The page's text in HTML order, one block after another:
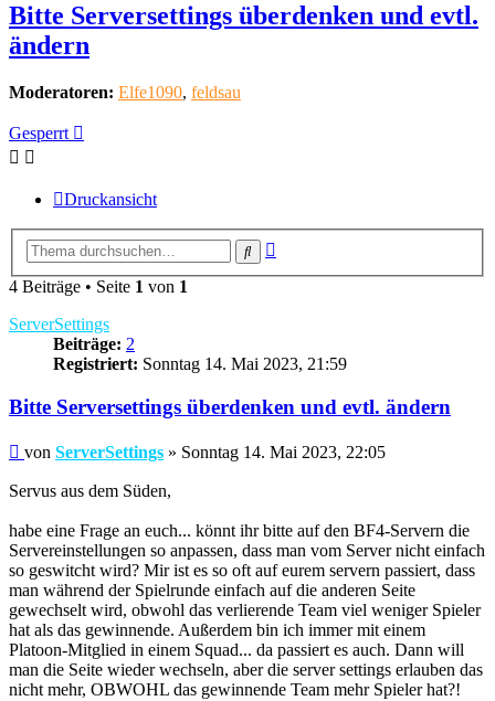
Bitte Serversettings überdenken und evtl.
ändern
Moderatoren: Elfe1090, feldsau
Gesperrt
Druckansicht
Suche
4 Beiträge • Seite 1 von 1
ServerSettings
Beiträge: 2
Registriert: Sonntag 14. Mai 2023, 21:59
Bitte Serversettings überdenken und evtl. ändern
Beitrag
von ServerSettings » Sonntag 14. Mai 2023, 22:05
Servus aus dem Süden,
habe eine Frage an euch... könnt ihr bitte auf den BF4-Servern die
Servereinstellungen so anpassen, dass man vom Server nicht einfach
so geswitcht wird? Mir ist es so oft auf eurem servern passiert, dass
man während der Spielrunde einfach auf die anderen Seite
gewechselt wird, obwohl das verlierende Team viel weniger Spieler
hat als das gewinnende. Außerdem bin ich immer mit einem
Platoon-Mitglied in einem Squad... da passiert es auch. Dann will
man die Seite wieder wechseln, aber die server settings erlauben das
nicht mehr, OBWOHL das gewinnende Team mehr Spieler hat?!